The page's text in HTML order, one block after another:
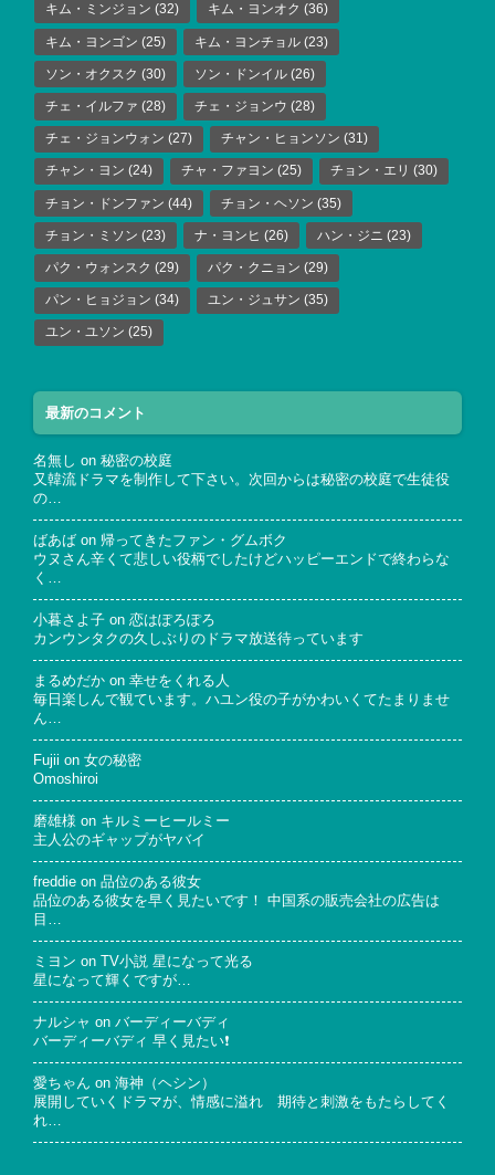
キム・ミンジョン (32) キム・ヨンオク (36)
キム・ヨンゴン (25) キム・ヨンチョル (23)
ソン・オクスク (30) ソン・ドンイル (26)
チェ・イルファ (28) チェ・ジョンウ (28)
チェ・ジョンウォン (27) チャン・ヒョンソン (31)
チャン・ヨン (24) チャ・ファヨン (25) チョン・エリ (30)
チョン・ドンファン (44) チョン・ヘソン (35)
チョン・ミソン (23) ナ・ヨンヒ (26) ハン・ジニ (23)
パク・ウォンスク (29) パク・クニョン (29)
パン・ヒョジョン (34) ユン・ジュサン (35)
ユン・ユソン (25)
最新のコメント
名無し on 秘密の校庭
又韓流ドラマを制作して下さい。次回からは秘密の校庭で生徒役
の…
ばあば on 帰ってきたファン・グムボク
ウヌさん辛くて悲しい役柄でしたけどハッピーエンドで終わらな
く…
小暮さよ子 on 恋はぽろぽろ
カンウンタクの久しぶりのドラマ放送待っています
まるめだか on 幸せをくれる人
毎日楽しんで観ています。ハユン役の子がかわいくてたまりませ
ん…
Fujii on 女の秘密
Omoshiroi
磨雄様 on キルミーヒールミー
主人公のギャップがヤバイ
freddie on 品位のある彼女
品位のある彼女を早く見たいです！ 中国系の販売会社の広告は
目…
ミヨン on
TV小説 星になって光る
星になって輝くですが…
ナルシャ on バーディーバディ
バーディーバディ 早く見たい❗
愛ちゃん on 海神（ヘシン）
展開していくドラマが、情感に溢れ 期待と刺激をもたらしてく
れ…